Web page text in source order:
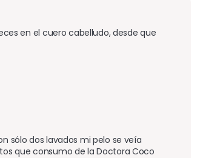
en el cuero cabelludo, desde que
sólo dos lavados mi pelo se veía
que consumo de la Doctora Coco